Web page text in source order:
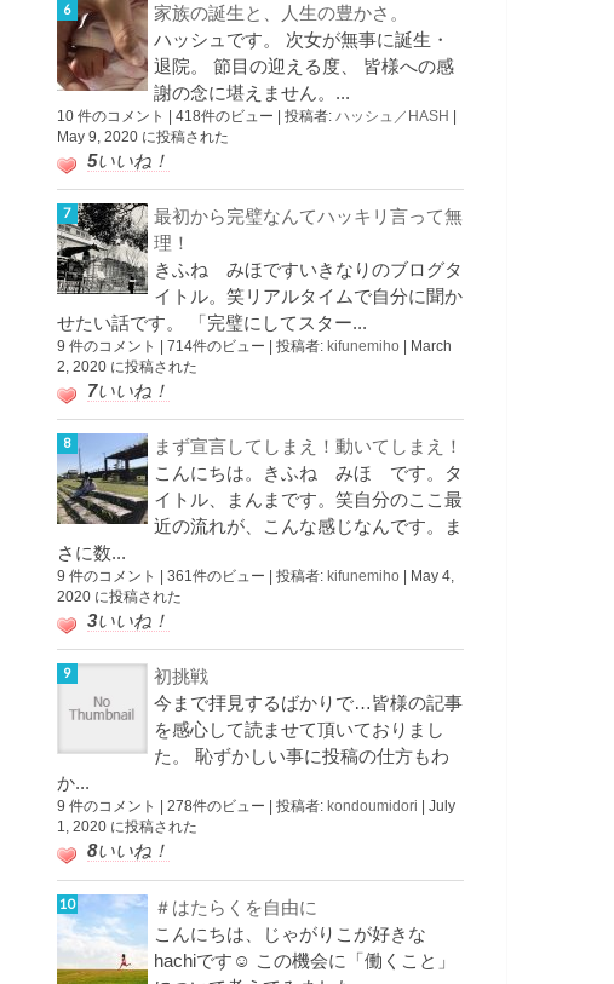
家族の誕生と、人生の豊かさ。
ハッシュです。 次女が無事に誕生・
退院。 節目の迎える度、 皆様への感
謝の念に堪えません。...
10 件のコメント | 418件のビュー | 投稿者: ハッシュ／HASH |
May 9, 2020 に投稿された
5いいね！
最初から完璧なんてハッキリ言って無
理！
きふね みほですいきなりのブログタ
イトル。笑リアルタイムで自分に聞か
せたい話です。 「完璧にしてスター...
9 件のコメント 714件のビュー 投稿者: kifunemiho
March
2, 2020 に投稿された
7いいね！
まず宣言してしまえ！動いてしまえ！
こんにちは。きふね みほ です。タ
イトル、まんまです。笑自分のここ最
近の流れが、こんな感じなんです。ま
さに数...
9 件のコメント 361件のビュー 投稿者: kifunemiho
May 4,
2020 に投稿された
3いいね！
初挑戦
今まで拝見するばかりで…皆様の記事
を感心して読ませて頂いておりまし
た。 恥ずかしい事に投稿の仕方もわ
か...
9 件のコメント 278件のビュー 投稿者: kondoumidori
July
1, 2020 に投稿された
8いいね！
＃はたらくを自由に
こんにちは、じゃがりこが好きな
hachiです☺︎ この機会に「働くこと」